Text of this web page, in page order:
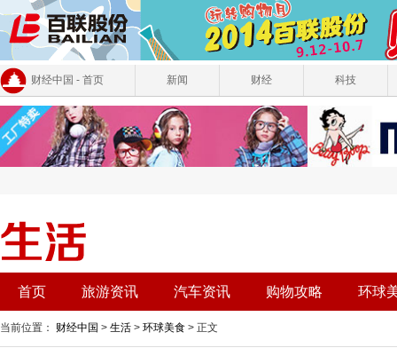
财经中国 - 首页 新闻 财经 科技
首页 旅游资讯 汽车资讯 购物攻略 环球
当前位置： 财经中国 > 生活 > 环球美食 > 正文